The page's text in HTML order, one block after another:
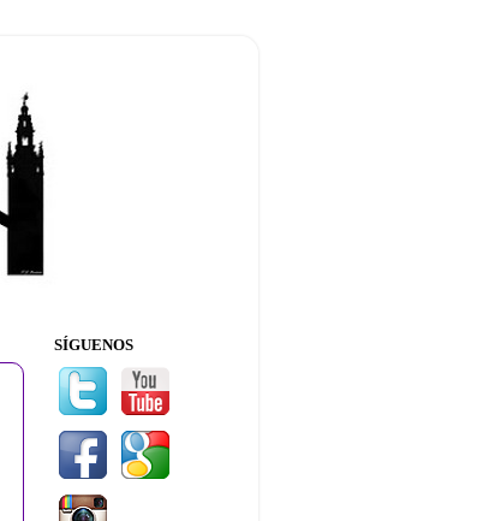
SÍGUENOS